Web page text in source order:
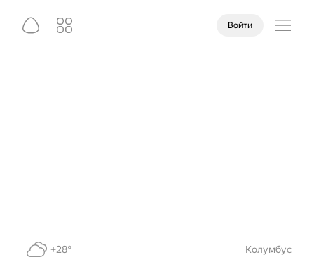
Войти
+28° Колумбус